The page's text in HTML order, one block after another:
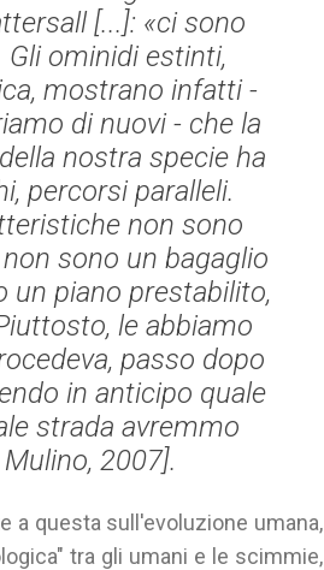
[...]: «ci sono
ominidi estinti,
mostrano infatti -
di nuovi - che la
nostra specie ha
percorsi paralleli.
non sono
sono un bagaglio
un piano prestabilito,
le abbiamo
passo dopo
in anticipo quale
strada avremmo
Mulino, 2007].
a questa sull'evoluzione umana,
tra gli umani e le scimmie,